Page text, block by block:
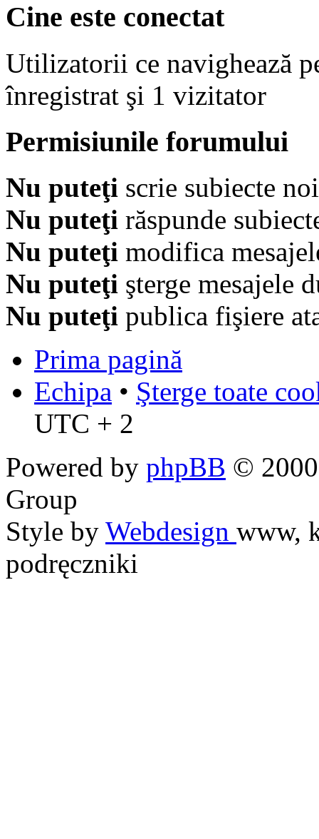
Cine este conectat
Utilizatorii ce navighează
înregistrat şi 1 vizitator
Permisiunile forumului
Nu puteţi scrie subiecte
Nu puteţi răspunde
Nu puteţi modifica
Nu puteţi şterge mesajele
Nu puteţi publica fişiere
Prima pagină
Echipa • Şterge toate
UTC + 2
Powered by phpBB ©
Group
Style by Webdesign www,
podręczniki